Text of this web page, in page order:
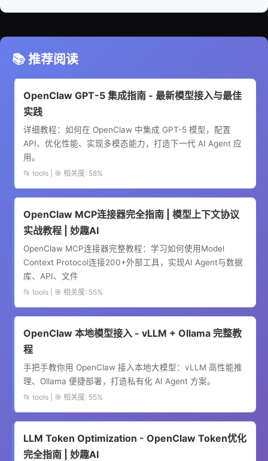
📚 推荐阅读
OpenClaw GPT-5 集成指南 - 最新模型接入与最佳
实践
详细教程：如何在 OpenClaw 中集成 GPT-5 模型，配置
API、优化性能、实现多模态能力，打造下一代 AI Agent 应
用。
📂 tools | 🎯 相关度: 58%
OpenClaw MCP连接器完全指南 | 模型上下文协议
实战教程 | 妙趣AI
OpenClaw MCP连接器完整教程：学习如何使用Model
Context Protocol连接200+外部工具，实现AI Agent与数据
库、API、文件
📂 tools | 🎯 相关度: 55%
OpenClaw 本地模型接入 - vLLM + Ollama 完整教
程
手把手教你用 OpenClaw 接入本地大模型：vLLM 高性能推
理、Ollama 便捷部署，打造私有化 AI Agent 方案。
📂 tools | 🎯 相关度: 55%
LLM Token Optimization - OpenClaw Token优化
完全指南 | 妙趣AI